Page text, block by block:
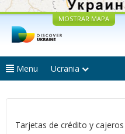
MOSTRAR MAPA
Menu Ucrania
Tarjetas de crédito y